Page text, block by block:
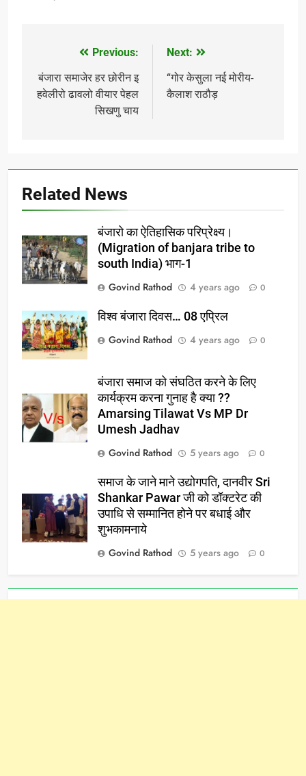
navigation
Previous:
बंजारा समाजेर हर छोरीन इ
हवेलीरो ढावलो वीयार पेहल
सिखणु चाय
Next:
“गोर केसुला नई मोरीय-
कैलाश राठौड़
Related News
बंजारो का ऐतिहासिक परिप्रेक्ष्य।
(Migration of banjara tribe to
south India) भाग-1
Govind Rathod
4 years ago 0
विश्व बंजारा दिवस… 08 एप्रिल
Govind Rathod
4 years ago 0
बंजारा समाज को संघठित करने के लिए
कार्यक्रम करना गुनाह है क्या ??
Amarsing Tilawat Vs MP Dr
Umesh Jadhav
Govind Rathod
5 years ago 0
समाज के जाने माने उद्योगपति, दानवीर Sri
Shankar Pawar जी को डॉक्टरेट की
उपाधि से सम्मानित होने पर बधाई और
शुभकामनाये
Govind Rathod
5 years ago 0